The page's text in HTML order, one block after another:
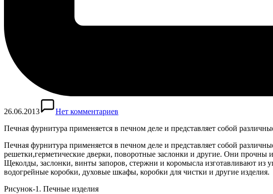
26.06.2013
Нет комментариев
Печная фурнитура применяется в печном деле и представляет собой
Печная фурнитура применяется в печном деле и представляет собой
решетки,герметические дверки, поворотные заслонки и другие. Они прочны
Щеколды, заслонки, винты запоров, стержни и коромысла изготавливают из
водогрейные коробки, духовые шкафы, коробки для чистки и другие изделия.
Рисунок-1. Печные изделия